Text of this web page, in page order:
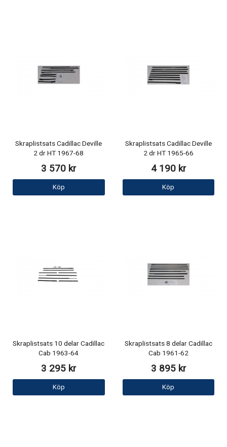
Skraplistsats Cadillac Deville
2 dr HT 1967-68
3 570 kr
Köp
Skraplistsats Cadillac Deville
2 dr HT 1965-66
4 190 kr
Köp
Skraplistsats 10 delar Cadillac
Cab 1963-64
3 295 kr
Köp
Skraplistsats 8 delar Cadillac
Cab 1961-62
3 895 kr
Köp